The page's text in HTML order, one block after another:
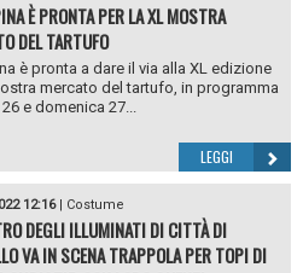
È PRONTA PER LA XL MOSTRA
DEL TARTUFO
è pronta a dare il via alla XL edizione
mercato del tartufo, in programma
e domenica 27...
LEGGI
12:16| Costume
DEGLI ILLUMINATI DI CITTÀ DI
VA IN SCENA TRAPPOLA PER TOPI DI